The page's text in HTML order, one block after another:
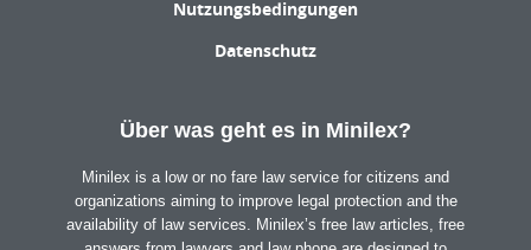
Nutzungsbedingungen
Datenschutz
Über was geht es in Minilex?
Minilex is a low or no fare law service for citizens and
organizations aiming to improve legal protection and the
availability of law services. Minilex’s free law articles, free